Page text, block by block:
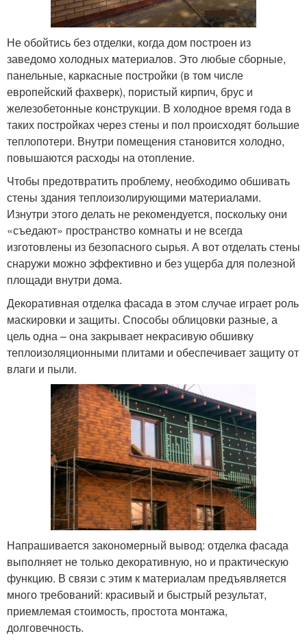
Не обойтись без отделки, когда дом построен из
заведомо холодных материалов. Это любые сборные,
панельные, каркасные постройки (в том числе
европейский фахверк), пористый кирпич, брус и
железобетонные конструкции. В холодное время года в
таких постройках через стены и пол происходят большие
теплопотери. Внутри помещения становится холодно,
повышаются расходы на отопление.
Чтобы предотвратить проблему, необходимо обшивать
стены здания теплоизолирующими материалами.
Изнутри этого делать не рекомендуется, поскольку они
«съедают» пространство комнаты и не всегда
изготовлены из безопасного сырья. А вот отделать стены
снаружи можно эффективно и без ущерба для полезной
площади внутри дома.
Декоративная отделка фасада в этом случае играет роль
маскировки и защиты. Способы облицовки разные, а
цель одна – она закрывает некрасивую обшивку
теплоизоляционными плитами и обеспечивает защиту от
влаги и пыли.
Напрашивается закономерный вывод: отделка фасада
выполняет не только декоративную, но и практическую
функцию. В связи с этим к материалам предъявляется
много требований: красивый и быстрый результат,
приемлемая стоимость, простота монтажа,
долговечность.